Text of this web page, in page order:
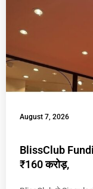
August 7, 2026
BlissClub
₹160 करोड़,